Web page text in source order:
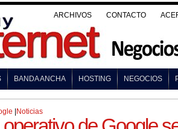
ARCHIVOS CONTACTO
BANDA ANCHA HOSTING NEGOCIOS
Noticias